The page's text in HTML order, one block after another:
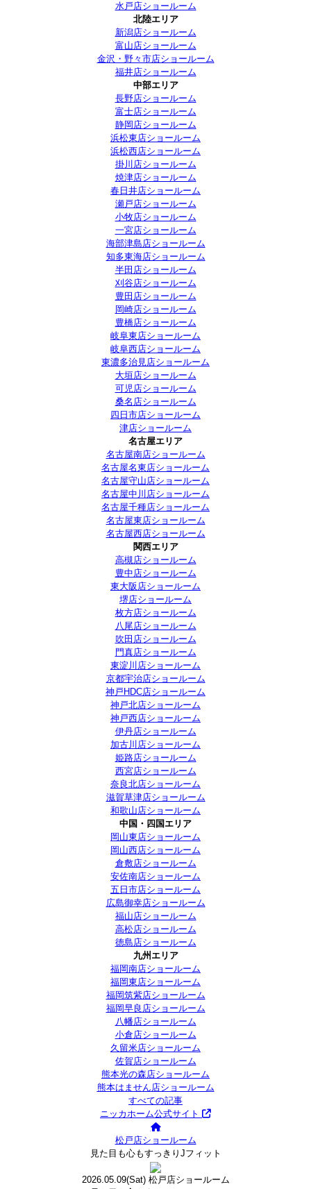
水戸店ショールーム
北陸エリア
新潟店ショールーム
富山店ショールーム
金沢・野々市店ショールーム
福井店ショールーム
中部エリア
長野店ショールーム
富士店ショールーム
静岡店ショールーム
浜松東店ショールーム
浜松西店ショールーム
掛川店ショールーム
焼津店ショールーム
春日井店ショールーム
瀬戸店ショールーム
小牧店ショールーム
一宮店ショールーム
海部津島店ショールーム
知多東海店ショールーム
半田店ショールーム
刈谷店ショールーム
豊田店ショールーム
岡崎店ショールーム
豊橋店ショールーム
岐阜東店ショールーム
岐阜西店ショールーム
東濃多治見店ショールーム
大垣店ショールーム
可児店ショールーム
桑名店ショールーム
四日市店ショールーム
津店ショールーム
名古屋エリア
名古屋南店ショールーム
名古屋名東店ショールーム
名古屋守山店ショールーム
名古屋中川店ショールーム
名古屋千種店ショールーム
名古屋東店ショールーム
名古屋西店ショールーム
関西エリア
高槻店ショールーム
豊中店ショールーム
東大阪店ショールーム
堺店ショールーム
枚方店ショールーム
八尾店ショールーム
吹田店ショールーム
門真店ショールーム
東淀川店ショールーム
京都宇治店ショールーム
神戸HDC店ショールーム
神戸北店ショールーム
神戸西店ショールーム
伊丹店ショールーム
加古川店ショールーム
姫路店ショールーム
西宮店ショールーム
奈良北店ショールーム
滋賀草津店ショールーム
和歌山店ショールーム
中国・四国エリア
岡山東店ショールーム
岡山西店ショールーム
倉敷店ショールーム
安佐南店ショールーム
五日市店ショールーム
広島御幸店ショールーム
福山店ショールーム
高松店ショールーム
徳島店ショールーム
九州エリア
福岡南店ショールーム
福岡東店ショールーム
福岡筑紫店ショールーム
福岡早良店ショールーム
八幡店ショールーム
小倉店ショールーム
久留米店ショールーム
佐賀店ショールーム
熊本光の森店ショールーム
熊本はません店ショールーム
すべての記事
ニッカホーム公式サイト
松戸店ショールーム
見た目も心もすっきりJフィット
2026.05.09(Sat)松戸店ショールーム